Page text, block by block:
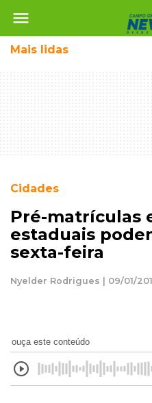
menu
Mais lidas
Cidades
Pré-matrículas
estaduais
sexta-feira
Nyelder Rodrigues | 09/01/
ouça este conteúdo